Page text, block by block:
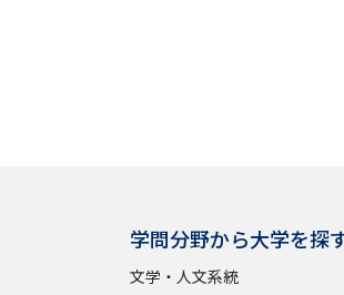
大学で学
学問分野から大学を探
文学・人文系統